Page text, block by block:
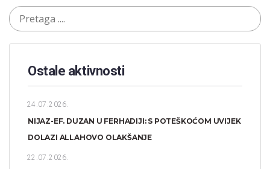
Ostale aktivnosti
24.07.2026.
NIJAZ-EF. DUZAN U FERHADIJI: S POTEŠKOĆOM UVIJEK
DOLAZI ALLAHOVO OLAKŠANJE
22.07.2026.